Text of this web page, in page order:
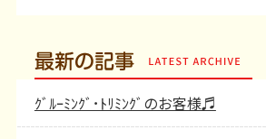
最新の記事
ｸﾞﾙｰﾐﾝｸﾞ･ﾄﾘﾐﾝｸﾞのお客様♬